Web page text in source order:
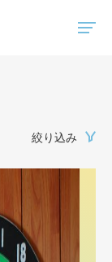
絞り込み